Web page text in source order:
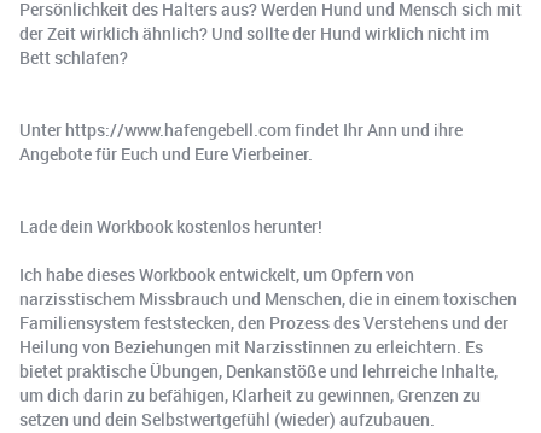
Persönlichkeit des Halters aus? Werden Hund und Mensch sich mit
der Zeit wirklich ähnlich? Und sollte der Hund wirklich nicht im
Bett schlafen?
Unter https://www.hafengebell.com findet Ihr Ann und ihre
Angebote für Euch und Eure Vierbeiner.
Lade dein Workbook kostenlos herunter!
Ich habe dieses Workbook entwickelt, um Opfern von
narzisstischem Missbrauch und Menschen, die in einem toxischen
Familiensystem feststecken, den Prozess des Verstehens und der
Heilung von Beziehungen mit Narzisstinnen zu erleichtern. Es
bietet praktische Übungen, Denkanstöße und lehrreiche Inhalte,
um dich darin zu befähigen, Klarheit zu gewinnen, Grenzen zu
setzen und dein Selbstwertgefühl (wieder) aufzubauen.